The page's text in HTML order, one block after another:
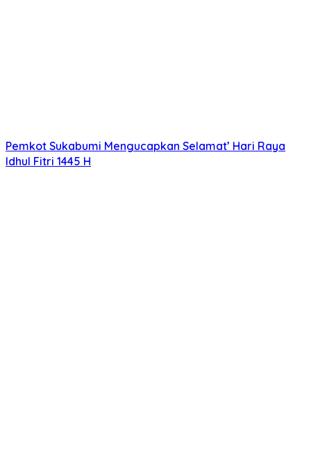
Pemkot Sukabumi Mengucapkan Selamat’ Hari Raya
Idhul Fitri 1445 H